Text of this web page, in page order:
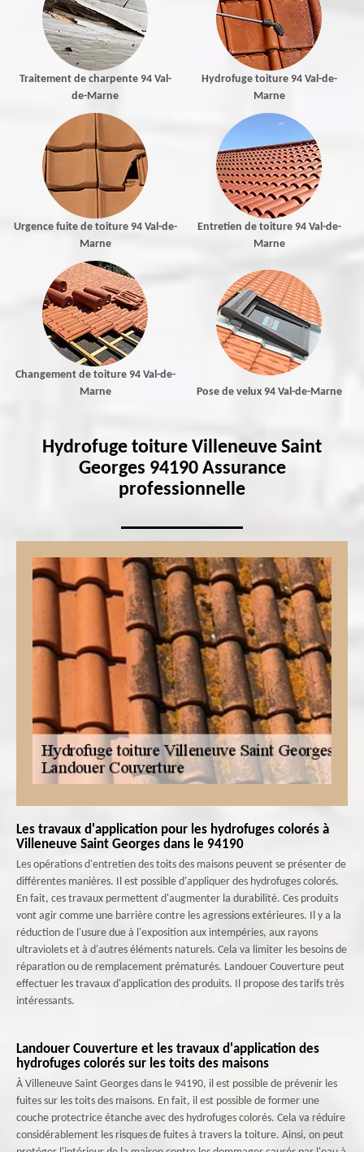
Traitement de charpente 94 Val-
de-Marne
Hydrofuge toiture 94 Val-de-
Marne
Urgence fuite de toiture 94 Val-de-
Marne
Entretien de toiture 94 Val-de-
Marne
Changement de toiture 94 Val-de-
Marne
Pose de velux 94 Val-de-Marne
Hydrofuge toiture Villeneuve Saint
Georges 94190 Assurance
professionnelle
Les travaux d'application pour les hydrofuges colorés à
Villeneuve Saint Georges dans le 94190
Les opérations d'entretien des toits des maisons peuvent se présenter de
différentes manières. Il est possible d'appliquer des hydrofuges colorés.
En fait, ces travaux permettent d'augmenter la durabilité. Ces produits
vont agir comme une barrière contre les agressions extérieures. Il y a la
réduction de l'usure due à l'exposition aux intempéries, aux rayons
ultraviolets et à d'autres éléments naturels. Cela va limiter les besoins de
réparation ou de remplacement prématurés. Landouer Couverture peut
effectuer les travaux d'application des produits. Il propose des tarifs très
intéressants.
Landouer Couverture et les travaux d'application des
hydrofuges colorés sur les toits des maisons
À Villeneuve Saint Georges dans le 94190, il est possible de prévenir les
fuites sur les toits des maisons. En fait, il est possible de former une
couche protectrice étanche avec des hydrofuges colorés. Cela va réduire
considérablement les risques de fuites à travers la toiture. Ainsi, on peut